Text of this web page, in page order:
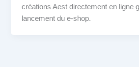
créations Aest directement en ligne
lancement du e-shop.